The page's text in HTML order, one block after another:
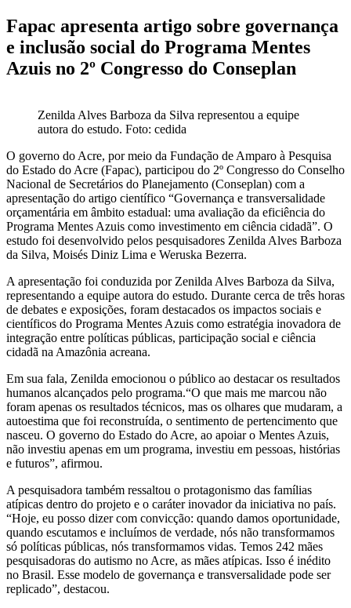
Fapac apresenta artigo sobre governança
e inclusão social do Programa Mentes
Azuis no 2º Congresso do Conseplan
Zenilda Alves Barboza da Silva representou a equipe
autora do estudo. Foto: cedida
O governo do Acre, por meio da Fundação de Amparo à Pesquisa
do Estado do Acre (Fapac), participou do 2º Congresso do Conselho
Nacional de Secretários do Planejamento (Conseplan) com a
apresentação do artigo científico “Governança e transversalidade
orçamentária em âmbito estadual: uma avaliação da eficiência do
Programa Mentes Azuis como investimento em ciência cidadã”. O
estudo foi desenvolvido pelos pesquisadores Zenilda Alves Barboza
da Silva, Moisés Diniz Lima e Weruska Bezerra.
A apresentação foi conduzida por Zenilda Alves Barboza da Silva,
representando a equipe autora do estudo. Durante cerca de três horas
de debates e exposições, foram destacados os impactos sociais e
científicos do Programa Mentes Azuis como estratégia inovadora de
integração entre políticas públicas, participação social e ciência
cidadã na Amazônia acreana.
Em sua fala, Zenilda emocionou o público ao destacar os resultados
humanos alcançados pelo programa.“O que mais me marcou não
foram apenas os resultados técnicos, mas os olhares que mudaram, a
autoestima que foi reconstruída, o sentimento de pertencimento que
nasceu. O governo do Estado do Acre, ao apoiar o Mentes Azuis,
não investiu apenas em um programa, investiu em pessoas, histórias
e futuros”, afirmou.
A pesquisadora também ressaltou o protagonismo das famílias
atípicas dentro do projeto e o caráter inovador da iniciativa no país.
“Hoje, eu posso dizer com convicção: quando damos oportunidade,
quando escutamos e incluímos de verdade, nós não transformamos
só políticas públicas, nós transformamos vidas. Temos 242 mães
pesquisadoras do autismo no Acre, as mães atípicas. Isso é inédito
no Brasil. Esse modelo de governança e transversalidade pode ser
replicado”, destacou.